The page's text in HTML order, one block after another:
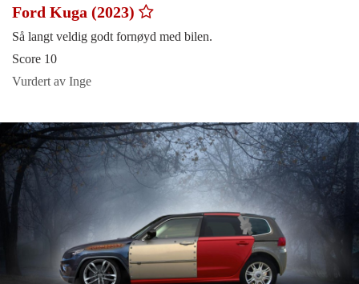
Ford Kuga (2023)
Så langt veldig godt fornøyd med bilen.
Score 10
Vurdert av Inge